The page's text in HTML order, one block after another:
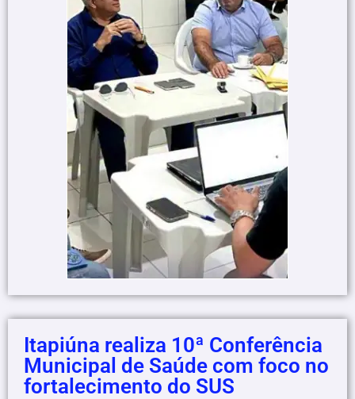
Itapiúna realiza 10ª Conferência
Municipal de Saúde com foco no
fortalecimento do SUS